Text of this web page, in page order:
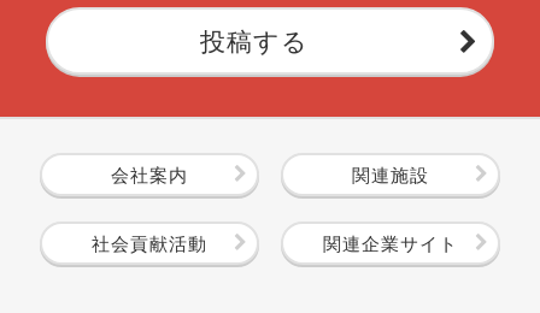
投稿する
会社案内 関連施設
社会貢献活動 関連企業サイト